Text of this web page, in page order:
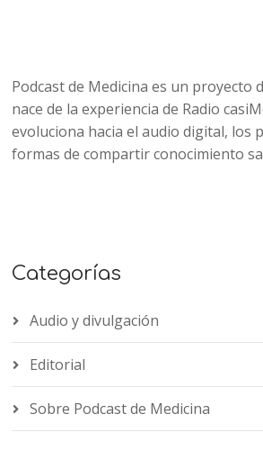
Podcast de Medicina es un proyecto
nace de la experiencia de Radio
evoluciona hacia el audio digital, los
formas de compartir conocimiento
Categorías
Audio y divulgación
Editorial
Sobre Podcast de Medicina